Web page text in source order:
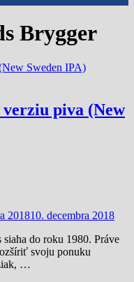
Brygger
piva (New
201810. decembra 2018
do roku 1980. Práve
svoju ponuku
…